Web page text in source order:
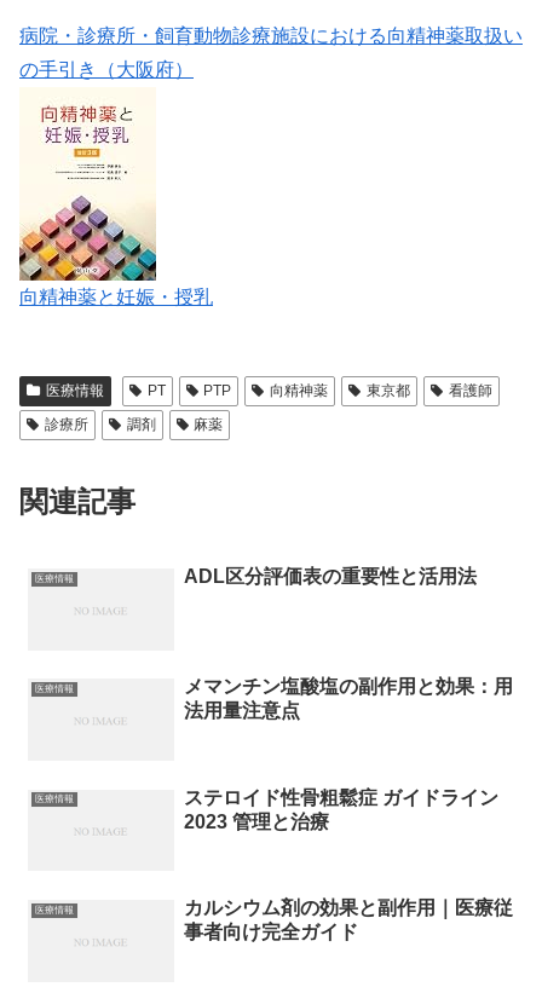
病院・診療所・飼育動物診療施設における向精神薬取扱い
の手引き（大阪府）
向精神薬と妊娠・授乳
医療情報 PT PTP 向精神薬 東京都
看護師
診療所
調剤 麻薬
関連記事
医療情報 ADL区分評価表の重要性と活用法
医療情報
メマンチン塩酸塩の副作用と効果：用
法用量注意点
医療情報
ステロイド性骨粗鬆症 ガイドライン
2023 管理と治療
医療情報
カルシウム剤の効果と副作用｜医療従
事者向け完全ガイド